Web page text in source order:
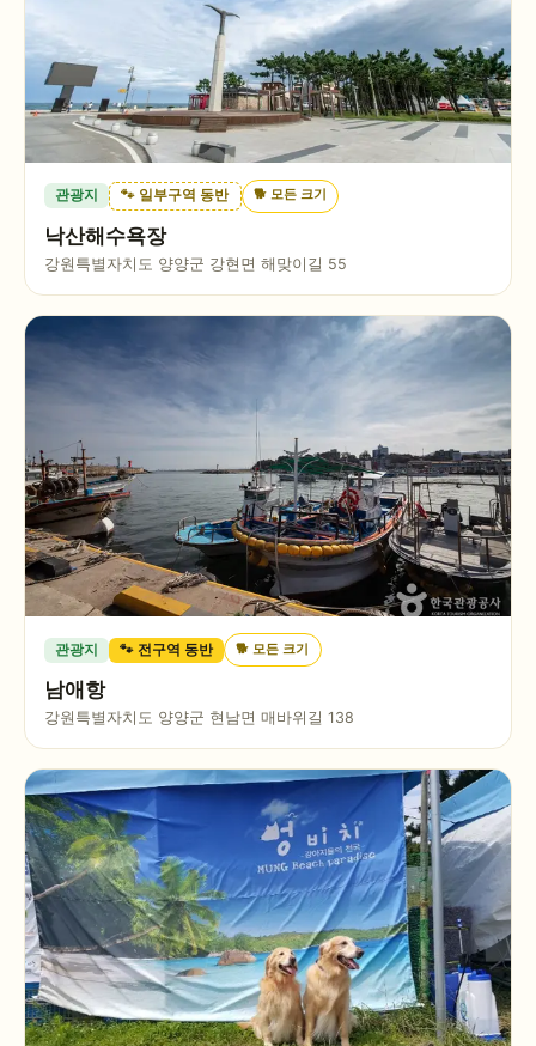
관광지 🐾 일부구역 동반 🐕 모든 크기
낙산해수욕장
강원특별자치도 양양군 강현면 해맞이길 55
관광지 🐾 전구역 동반 🐕 모든 크기
남애항
강원특별자치도 양양군 현남면 매바위길 138